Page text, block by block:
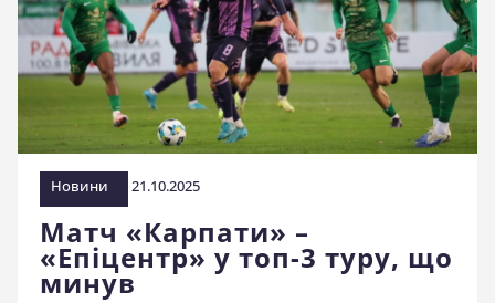
Правила поведінки на
стадіоні
Новини 21.10.2025
Матч «Карпати» –
«Епіцентр» у топ-3 туру, що
минув